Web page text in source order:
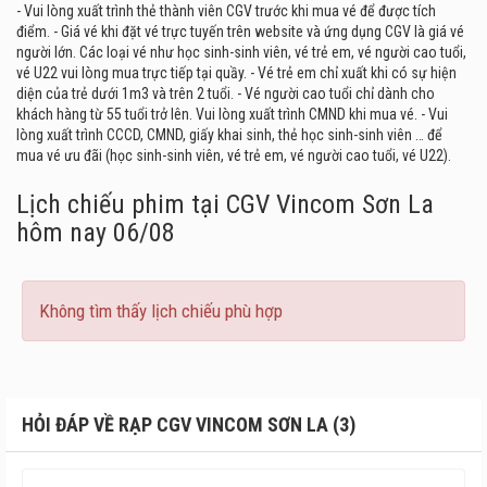
CGV Vincom Sơn La vẫn giữ nguyên phong cách retro
truyền thống của CGV với diện tích sảnh rộng lớn và được
trang bị đầy đủ bàn ghế để khán giả có thể thoải mái ngồi
trò chuyện hoặc làm việc trong thời gian chờ đợi phim
chính thức công chiếu. Ngoài ra bên dưới rạp chiếu phim
là trung tâm thương mại và khu vui chơi có diện tích rộng
lớn, phù hợp với gia đình có trẻ nhỏ hoặc các bạn trẻ dạo
chơi, mua sắm trước khi bước vào rạp để theo dõi phim.
- Vui lòng xuất trình thẻ thành viên CGV trước khi mua vé để được tích
điểm. - Giá vé khi đặt vé trực tuyến trên website và ứng dụng CGV là giá vé
người lớn. Các loại vé như học sinh-sinh viên, vé trẻ em, vé người cao tuổi,
vé U22 vui lòng mua trực tiếp tại quầy. - Vé trẻ em chỉ xuất khi có sự hiện
diện của trẻ dưới 1m3 và trên 2 tuổi. - Vé người cao tuổi chỉ dành cho
khách hàng từ 55 tuổi trở lên. Vui lòng xuất trình CMND khi mua vé. - Vui
lòng xuất trình CCCD, CMND, giấy khai sinh, thẻ học sinh-sinh viên … để
mua vé ưu đãi (học sinh-sinh viên, vé trẻ em, vé người cao tuổi, vé U22).
Lịch chiếu phim tại CGV Vincom Sơn La
hôm nay 06/08
Không tìm thấy lịch chiếu phù hợp
HỎI ĐÁP VỀ RẠP CGV VINCOM SƠN LA (3)